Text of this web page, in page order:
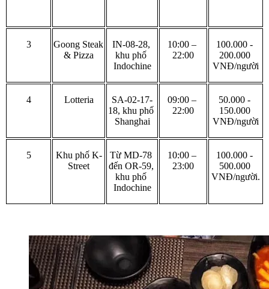
3
Goong Steak
& Pizza
IN-08-28,
khu phố
Indochine
10:00 –
22:00
100.000 -
200.000
VNĐ/người
4 Lotteria
SA-02-17-
18, khu phố
Shanghai
09:00 –
22:00
50.000 -
150.000
VNĐ/người
5
Khu phố K-
Street
Từ MD-78
đến OR-59,
khu phố
Indochine
10:00 –
23:00
100.000 -
500.000
VNĐ/người.